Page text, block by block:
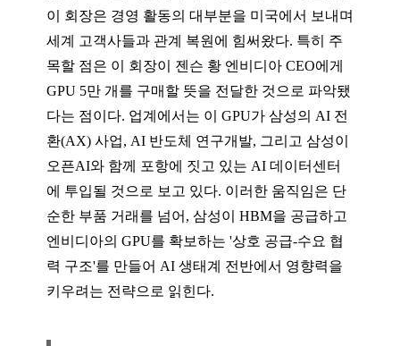
이 회장은 경영 활동의 대부분을 미국에서 보내며
세계 고객사들과 관계 복원에 힘써왔다. 특히 주
목할 점은 이 회장이 젠슨 황 엔비디아 CEO에게
GPU 5만 개를 구매할 뜻을 전달한 것으로 파악됐
다는 점이다. 업계에서는 이 GPU가 삼성의 AI 전
환(AX) 사업, AI 반도체 연구개발, 그리고 삼성이
오픈AI와 함께 포항에 짓고 있는 AI 데이터센터
에 투입될 것으로 보고 있다. 이러한 움직임은 단
순한 부품 거래를 넘어, 삼성이 HBM을 공급하고
엔비디아의 GPU를 확보하는 '상호 공급-수요 협
력 구조'를 만들어 AI 생태계 전반에서 영향력을
키우려는 전략으로 읽힌다.